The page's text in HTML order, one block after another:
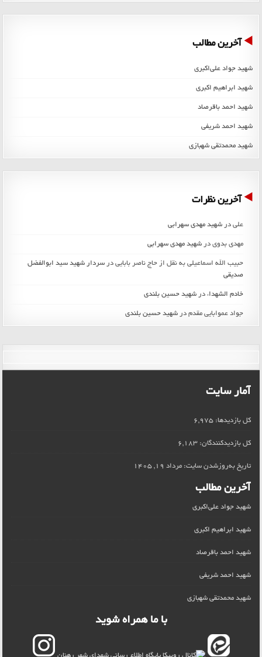
آخرین مطالب
شهید جواد علی‌اکبری
شهید ابراهیم اکبری
شهید احمد باقرصاد
شهید احمد شریفی
شهید محمدتقی شهبازی
آخرین نظرات
علی درشهید مهدی سهرابی
مهدی بدوی درشهید مهدی سهرابی
حبیب الله اسماعیلی به نقل از حاج ناصر بابایی درسردار شهید سید ابوالفضل
صدیقی
خادم الشهداء درشهید حسین بلندی
جواد عموابایی مقدم درشهید حسین بلندی
آمار سایت
کل بازدیدها:6,975
کل بازدیدکنند‌گان:6,183
تاریخ به‌روزشدن سایت:مرداد 19, 1405
آخرین مطالب
شهید جواد علی‌اکبری
شهید ابراهیم اکبری
شهید احمد باقرصاد
شهید احمد شریفی
شهید محمدتقی شهبازی
با ما همراه شوید